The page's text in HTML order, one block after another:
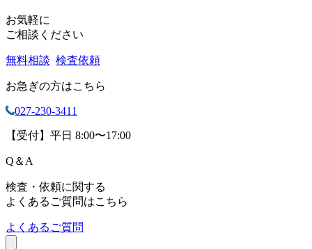
お気軽に
ご相談ください
無料相談 検査依頼
お急ぎの方はこちら
027-230-3411
【受付】平日 8:00〜17:00
Q ＆ A
検査・依頼に関する
よくあるご質問はこちら
よくあるご質問